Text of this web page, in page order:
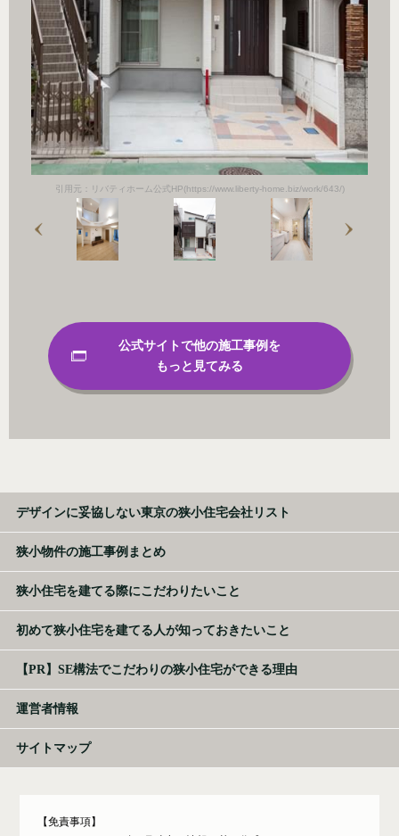
引用元：リバティホーム公式HP(https://www.liberty-home.biz/work/643/)
公式サイトで他の施工事例を
もっと見てみる
デザインに妥協しない東京の狭小住宅会社リスト
狭小物件の施工事例まとめ
狭小住宅を建てる際にこだわりたいこと
初めて狭小住宅を建てる人が知っておきたいこと
【PR】SE構法でこだわりの狭小住宅ができる理由
運営者情報
サイトマップ
【免責事項】